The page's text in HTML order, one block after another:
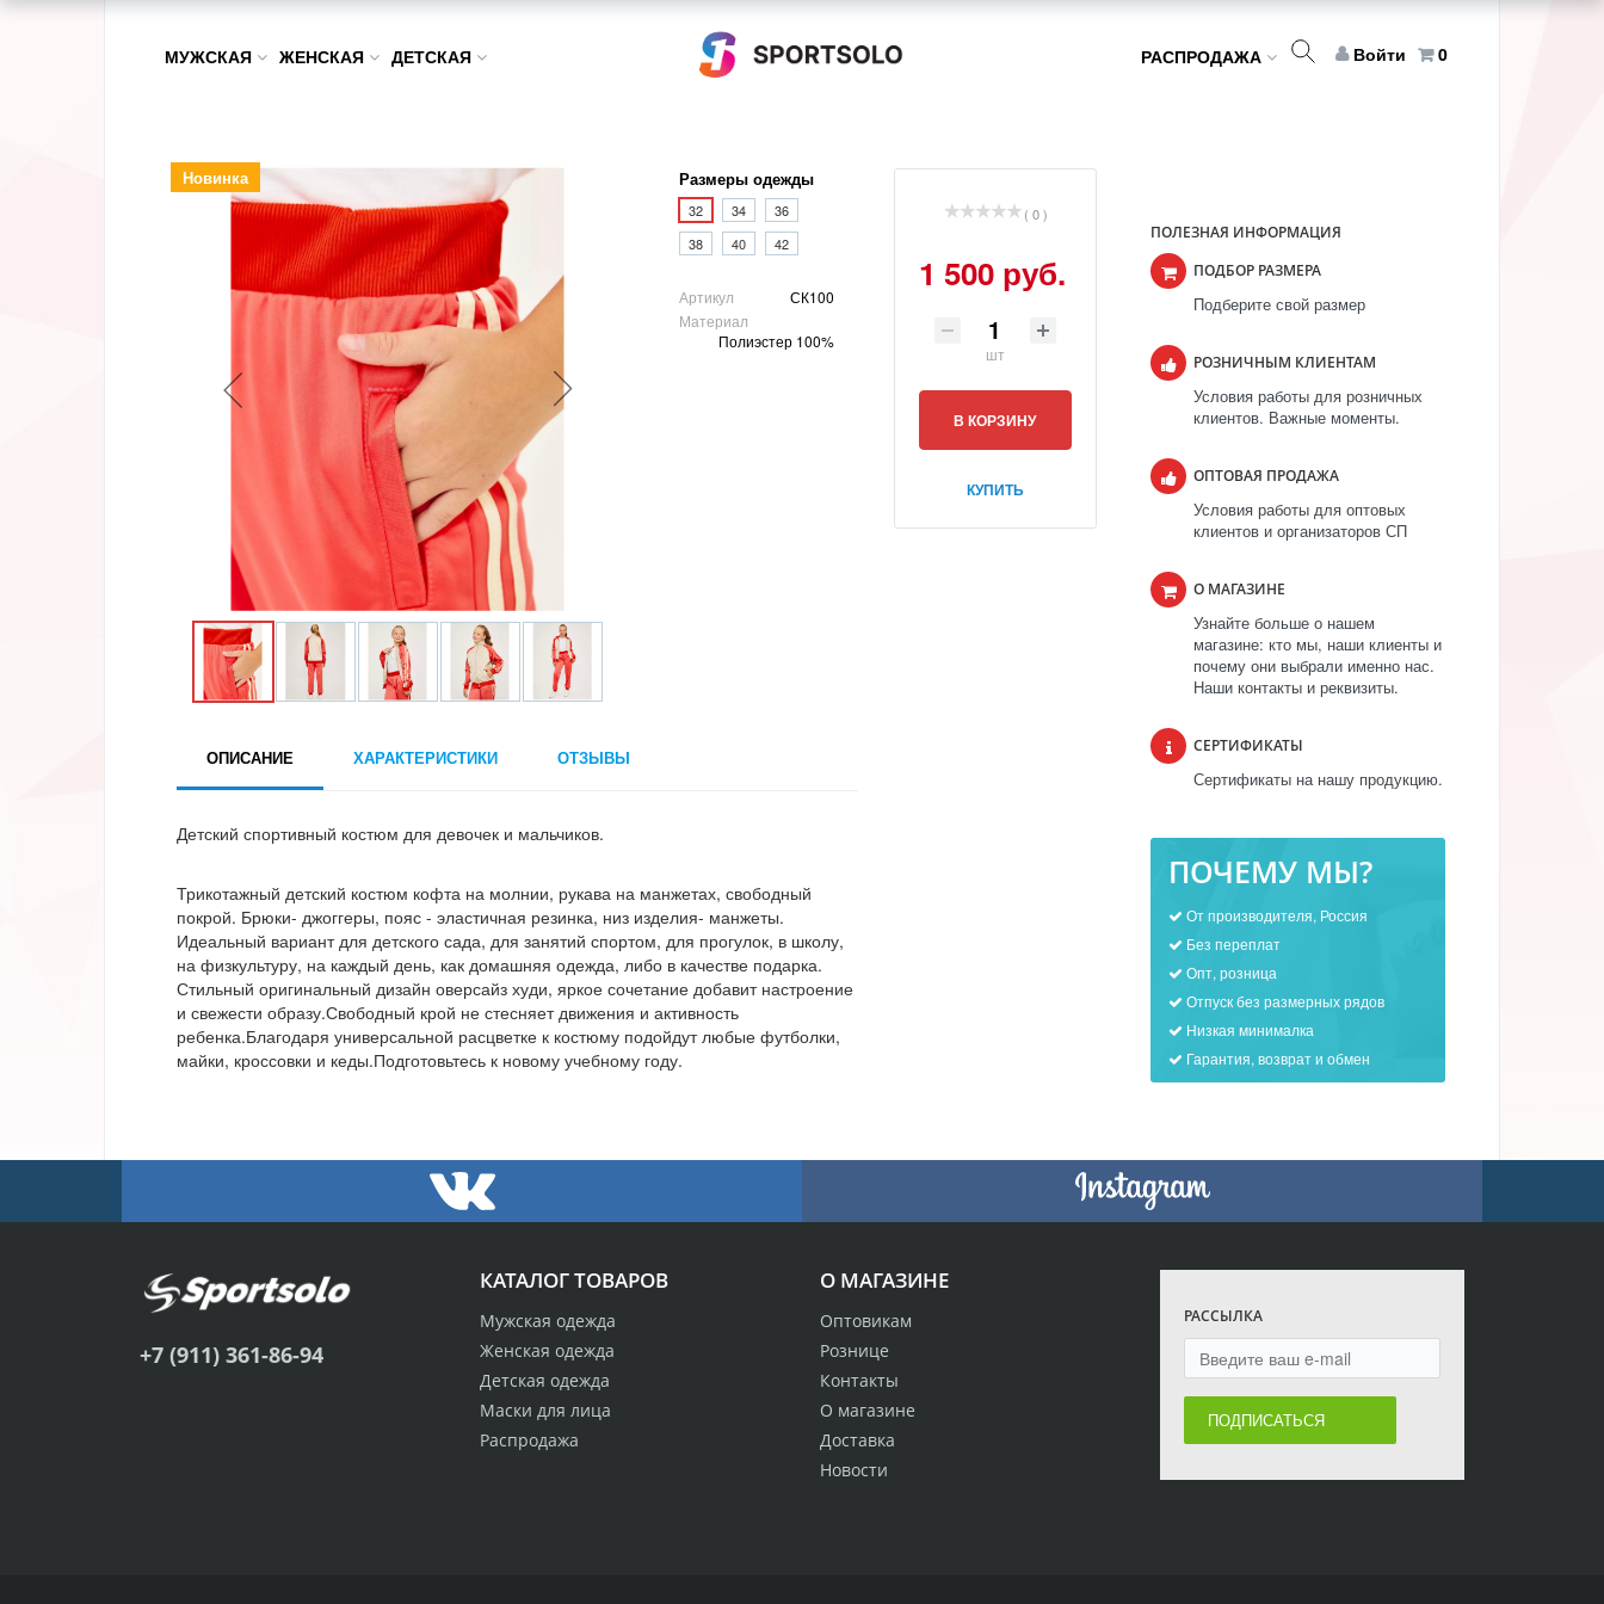
МУЖСКАЯ ЖЕНСКАЯ ДЕТСКАЯ РАСПРОДАЖА Войти 0
Новинка Размеры одежды
32 34
36
38
40 42
Артикул
СК100
Материал
Полиэстер 100%
( 0 )
1 500 руб.
шт
В КОРЗИНУ
КУПИТЬ
ОПИСАНИЕ ХАРАКТЕРИСТИКИ ОТЗЫВЫ
Детский спортивный костюм для девочек и мальчиков.
Трикотажный детский костюм кофта на молнии, рукава на манжетах, свободный
покрой. Брюки- джоггеры, пояс - эластичная резинка, низ изделия- манжеты.
Идеальный вариант для детского сада, для занятий спортом, для прогулок, в школу,
на физкультуру, на каждый день, как домашняя одежда, либо в качестве подарка.
Стильный оригинальный дизайн оверсайз худи, яркое сочетание добавит настроение
и свежести образу.Свободный крой не стесняет движения и активность
ребенка.Благодаря универсальной расцветке к костюму подойдут любые футболки,
майки, кроссовки и кеды.Подготовьтесь к новому учебному году.
ПОЛЕЗНАЯ ИНФОРМАЦИЯ
ПОДБОР РАЗМЕРА
Подберите свой размер
РОЗНИЧНЫМ КЛИЕНТАМ
Условия работы для розничных
клиентов. Важные моменты.
ОПТОВАЯ ПРОДАЖА
Условия работы для оптовых
клиентов и организаторов СП
О МАГАЗИНЕ
Узнайте больше о нашем
магазине: кто мы, наши клиенты и
почему они выбрали именно нас.
Наши контакты и реквизиты.
СЕРТИФИКАТЫ
Сертификаты на нашу продукцию.
ПОЧЕМУ МЫ?
От производителя, Россия
Без переплат
Опт, розница
Отпуск без размерных рядов
Низкая минималка
Гарантия, возврат и обмен
О МАГАЗИНЕ
Оптовикам
Рознице
Контакты
О магазине
Доставка
Новости
КАТАЛОГ ТОВАРОВ
Мужская одежда
Женская одежда
Детская одежда
Маски для лица
Распродажа
РАССЫЛКА
ПОДПИСАТЬСЯ
+7 (911) 361-86-94